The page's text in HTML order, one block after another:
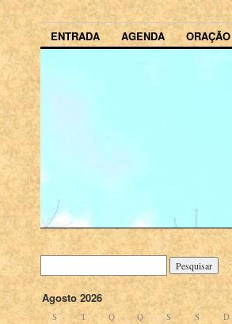
ENTRADA AGENDA ORAÇÃO
Agosto 2026
S T Q Q S S D